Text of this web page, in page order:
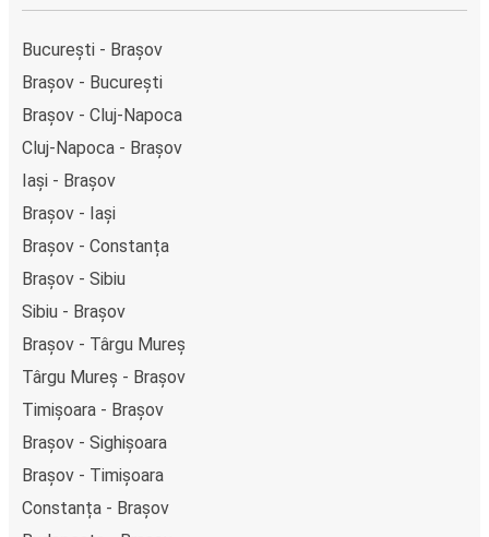
București - Brașov
Brașov - București
Brașov - Cluj-Napoca
Cluj-Napoca - Brașov
Iași - Brașov
Brașov - Iași
Brașov - Constanța
Brașov - Sibiu
Sibiu - Brașov
Brașov - Târgu Mureș
Târgu Mureș - Brașov
Timișoara - Brașov
Brașov - Sighișoara
Brașov - Timișoara
Constanța - Brașov